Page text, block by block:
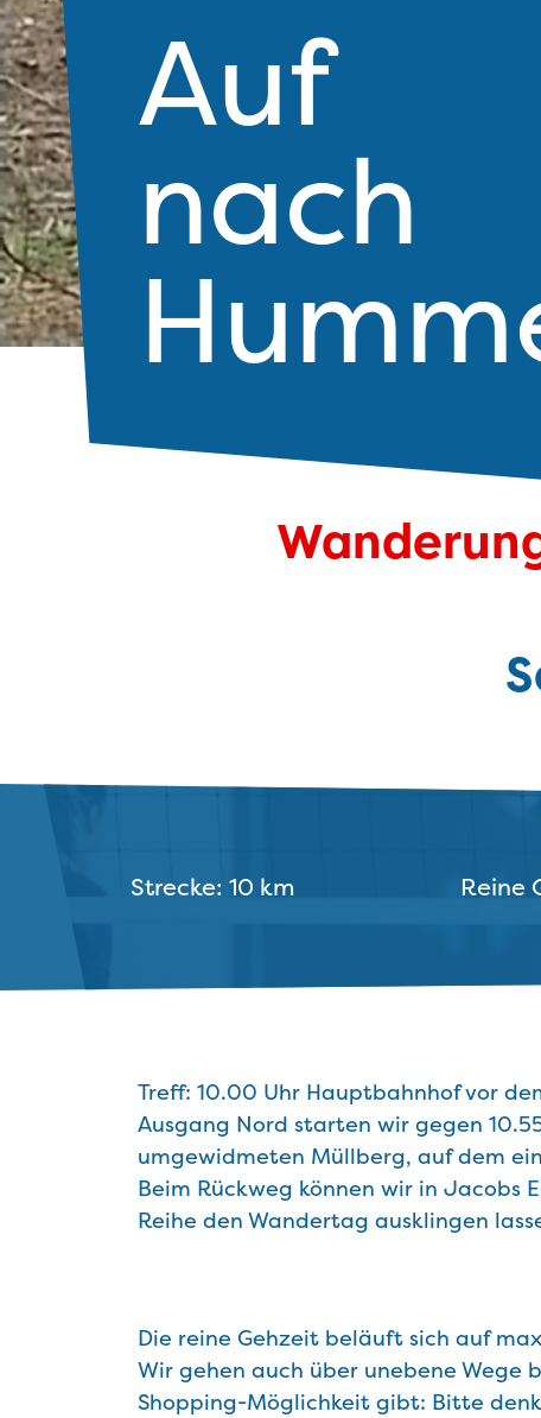
Auf
nach
Strecke: 10 km Reine
Treff: 10.00 Uhr Hauptbahnhof vor
Ausgang Nord starten wir gegen
umgewidmeten Müllberg, auf dem
Beim Rückweg können wir in Jacobs
Reihe den Wandertag ausklingen
Die reine Gehzeit beläuft sich auf
Wir gehen auch über unebene
Shopping-Möglichkeit gibt: Bitte